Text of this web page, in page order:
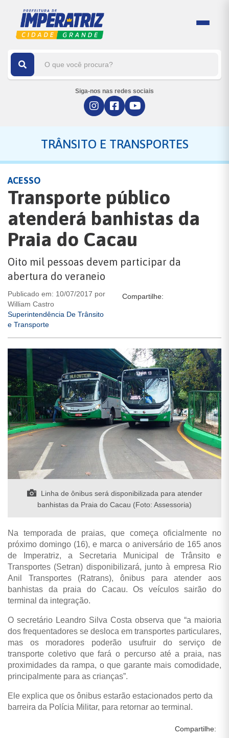
Siga-nos nas redes sociais
TRÂNSITO E TRANSPORTES
ACESSO
Transporte público
atenderá banhistas da
Praia do Cacau
Oito mil pessoas devem participar da
abertura do veraneio
Publicado em: 10/07/2017 por
William Castro
Superintendência De Trânsito
e Transporte
Compartilhe:
Linha de ônibus será disponibilizada para atender
banhistas da Praia do Cacau (Foto: Assessoria)
Na temporada de praias, que começa oficialmente no
próximo domingo (16), e marca o aniversário de 165 anos
de Imperatriz, a Secretaria Municipal de Trânsito e
Transportes (Setran) disponibilizará, junto à empresa Rio
Anil Transportes (Ratrans), ônibus para atender aos
banhistas da praia do Cacau. Os veículos sairão do
terminal da integração.
O secretário Leandro Silva Costa observa que “a maioria
dos frequentadores se desloca em transportes particulares,
mas os moradores poderão usufruir do serviço de
transporte coletivo que fará o percurso até a praia, nas
proximidades da rampa, o que garante mais comodidade,
principalmente para as crianças”.
Ele explica que os ônibus estarão estacionados perto da
barreira da Polícia Militar, para retornar ao terminal.
Compartilhe: